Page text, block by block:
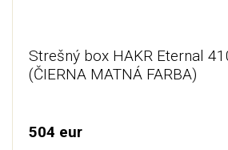
Strešný box HAKR Eternal
(ČIERNA MATNÁ FARBA)
504 eur